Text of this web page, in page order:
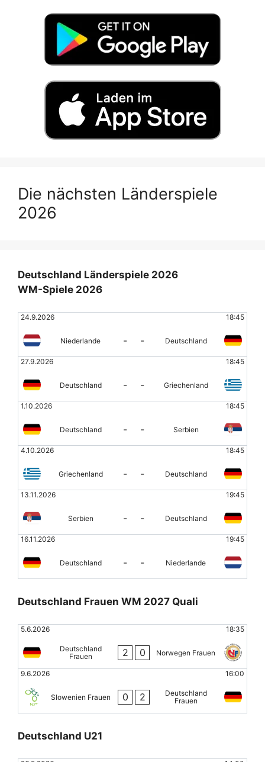
Die nächsten Länderspiele
2026
Deutschland Länderspiele 2026
WM-Spiele 2026
24.9.2026 18:45
Niederlande - - Deutschland
27.9.2026 18:45
Deutschland - - Griechenland
1.10.2026 18:45
Deutschland - - Serbien
4.10.2026 18:45
Griechenland - - Deutschland
13.11.2026 19:45
Serbien - - Deutschland
16.11.2026 19:45
Deutschland - - Niederlande
Deutschland Frauen WM 2027 Quali
5.6.2026 18:35
Deutschland
Frauen
2 0 Norwegen Frauen
9.6.2026 16:00
Slowenien Frauen 0 2
Deutschland
Frauen
Deutschland U21